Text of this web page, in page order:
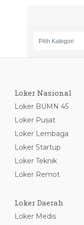
Loker Nasional
Loker BUMN 45
Loker Pusat
Loker Lembaga
Loker Startup
Loker Teknik
Loker Remot
Loker Daerah
Loker Medis